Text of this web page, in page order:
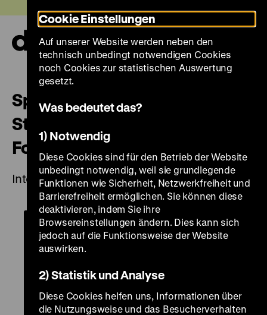
zum
Seiteninhalt
springen
Spielerische Allianzen.
Staatskunst, Kriegskunst und
Fortuna in der Frühen Neuzeit
Interdisziplinäre Tagung
Cookie Einstellungen
Auf unserer Website werden neben den
technisch unbedingt notwendigen Cookies
noch Cookies zur statistischen Auswertung
gesetzt.
Was bedeutet das?
1) Notwendig
Diese Cookies sind für den Betrieb der Website
unbedingt notwendig, weil sie grundlegende
Funktionen wie Sicherheit, Netzwerkfreiheit und
Barrierefreiheit ermöglichen. Sie können diese
deaktivieren, indem Sie ihre
Browsereinstellungen ändern. Dies kann sich
jedoch auf die Funktionsweise der Website
auswirken.
2) Statistik und Analyse
Diese Cookies helfen uns, Informationen über
die Nutzungsweise und das Besucherverhalten